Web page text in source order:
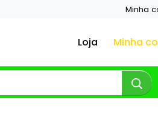
Minha
Loja Minha